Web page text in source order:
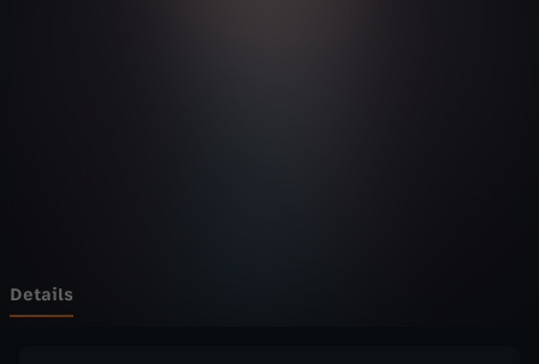
g
Details